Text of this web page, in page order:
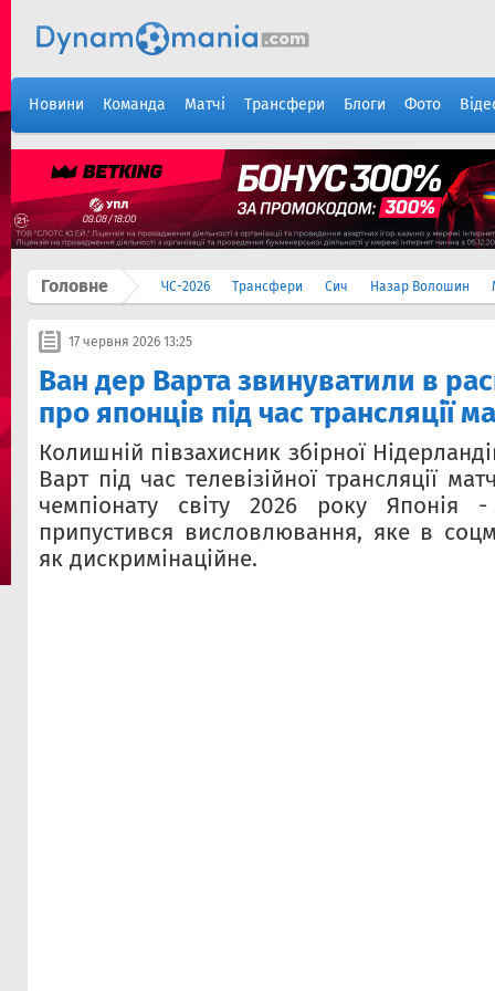
Новини Команда Матчі Трансфери Блоги Фото
Головне ЧС-2026 Трансфери Сич Назар Волошин
17 червня 2026 13:25
Ван дер Варта звинуватили в
про японців під час трансляції
Колишній півзахисник збірної
Варт під час телевізійної трансляції
чемпіонату світу 2026 року Японія
припустився висловлювання, яке в
як дискримінаційне.